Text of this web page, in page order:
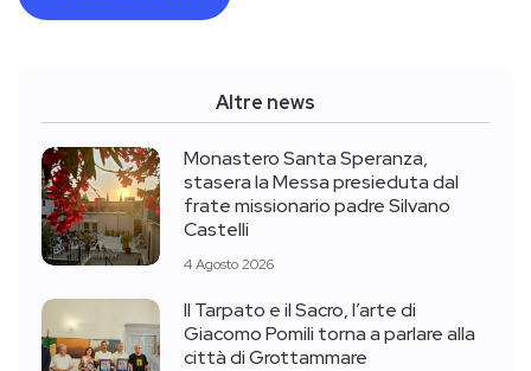
Altre news
Monastero Santa Speranza,
stasera la Messa presieduta dal
frate missionario padre Silvano
Castelli
4 Agosto 2026
Il Tarpato e il Sacro, l’arte di
Giacomo Pomili torna a parlare alla
città di Grottammare